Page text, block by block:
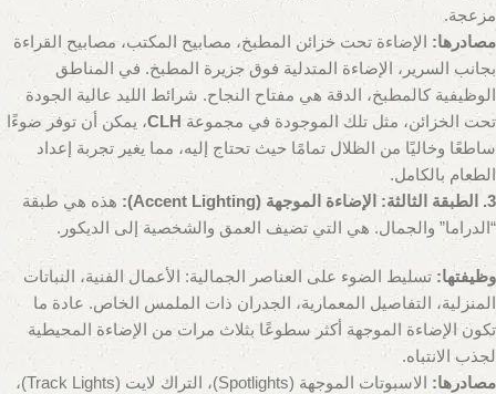
مزعجة.
مصادرها: الإضاءة تحت خزائن المطبخ، مصابيح المكتب، مصابيح القراءة
بجانب السرير، الإضاءة المتدلية فوق جزيرة المطبخ. في المناطق
الوظيفية كالمطبخ، الدقة هي مفتاح النجاح. شرائط الليد عالية الجودة
تحت الخزائن، مثل تلك الموجودة في مجموعةCLH، يمكن أن توفر ضوءًا
ساطعًا وخاليًا من الظلال تمامًا حيث تحتاج إليه، مما يغير تجربة إعداد
الطعام بالكامل.
3. الطبقة الثالثة: الإضاءة الموجهة (Accent Lighting):
هذه هي طبقة
“الدراما” والجمال. هي التي تضيف العمق والشخصية إلى الديكور.
وظيفتها: تسليط الضوء على العناصر الجمالية: الأعمال الفنية، النباتات
المنزلية، التفاصيل المعمارية، الجدران ذات الملمس الخاص. عادة ما
تكون الإضاءة الموجهة أكثر سطوعًا بثلاث مرات من الإضاءة المحيطية
لجذب الانتباه.
مصادرها:
الاسبوتات الموجهة (Spotlights)، التراك لايت (Track Lights)،